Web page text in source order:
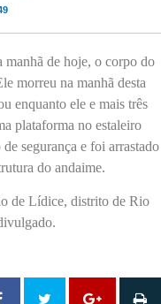
de hoje, o corpo do
morreu na manhã desta
enquanto ele e mais três
plataforma no estaleiro
segurança e foi arrastado
do andaime.
de Lídice, distrito de Rio